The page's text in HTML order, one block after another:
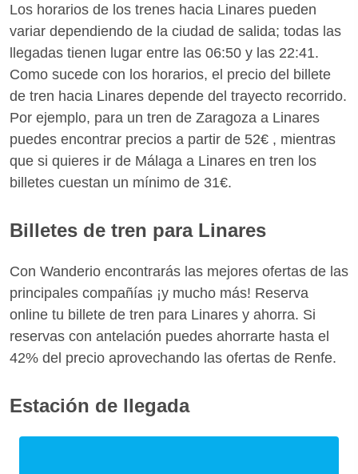
Los horarios de los trenes hacia Linares pueden
variar dependiendo de la ciudad de salida; todas las
llegadas tienen lugar entre las 06:50 y las 22:41.
Como sucede con los horarios, el precio del billete
de tren hacia Linares depende del trayecto recorrido.
Por ejemplo, para un tren de Zaragoza a Linares
puedes encontrar precios a partir de 52€ , mientras
que si quieres ir de Málaga a Linares en tren los
billetes cuestan un mínimo de 31€.
Billetes de tren para Linares
Con Wanderio encontrarás las mejores ofertas de las
principales compañías ¡y mucho más! Reserva
online tu billete de tren para Linares y ahorra. Si
reservas con antelación puedes ahorrarte hasta el
42% del precio aprovechando las ofertas de Renfe.
Estación de llegada